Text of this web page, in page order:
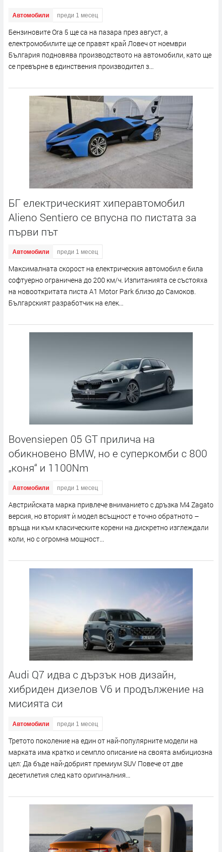
Автомобили преди 1 месец
Бензиновите Ora 5 ще са на пазара през август, а
електромобилите ще се правят край Ловеч от ноември
България подновява производството на автомобили, като ще
се превърне в единствения производител з...
БГ електрическият хиперавтомобил
Alieno Sentiero се впусна по пистата за
първи път
Автомобили преди 1 месец
Максималната скорост на електрическия автомобил е била
софтуерно ограничена до 200 км/ч. Изпитанията се състояха
на новооткритата писта A1 Motor Park близо до Самоков.
Българският разработчик на елек...
Bovensiepen 05 GT прилича на
обикновено BMW, но е суперкомби с 800
„коня“ и 1100Nm
Автомобили преди 1 месец
Австрийската марка привлече вниманието с дръзка M4 Zagato
версия, но вторият ѝ модел всъщност е точно обратното –
връща ни към класическите корени на дискретно изглеждали
коли, но с огромна мощност...
Audi Q7 идва с дързък нов дизайн,
хибриден дизелов V6 и продължение на
мисията си
Автомобили преди 1 месец
Третото поколение на един от най-популярните модели на
марката има кратко и семпло описание на своята амбициозна
цел: Да бъде най-добрият премиум SUV Повече от две
десетилетия след като оригиналния...